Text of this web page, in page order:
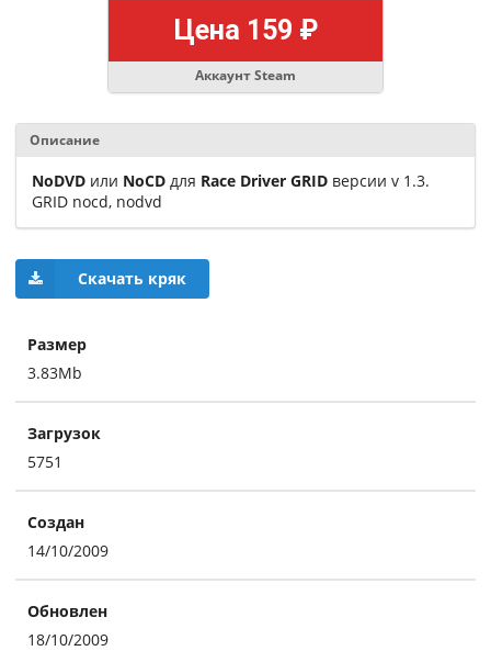
Аккаунт Steam
Цена 159 ₽
Описание
NoDVD или NoCD для Race Driver GRID версии v 1.3.
GRID nocd, nodvd
Скачать кряк
Размер
3.83Mb
Загрузок
5751
Создан
14/10/2009
Обновлен
18/10/2009